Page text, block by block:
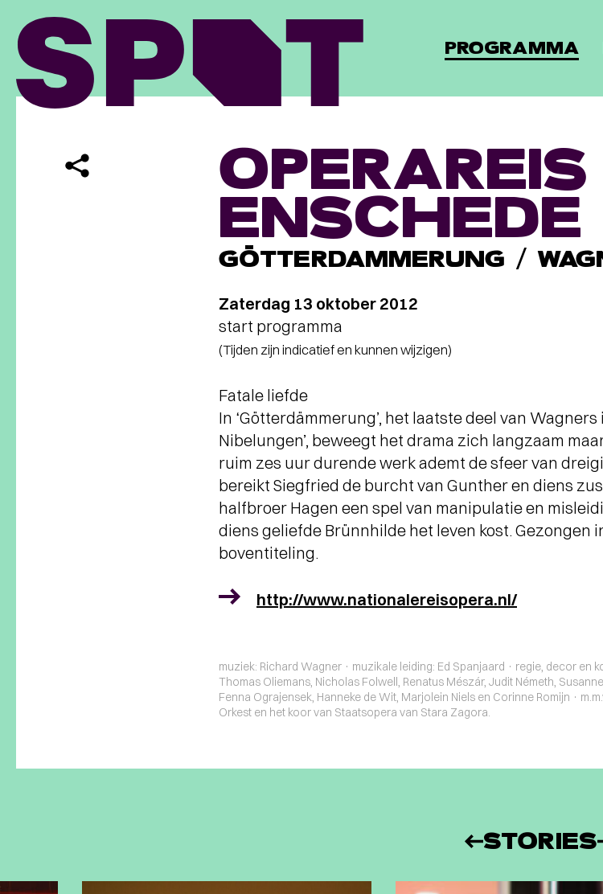
PROGRAMMA
OPERAREIS
ENSCHEDE
GÖTTERDAMMERUNG /
Zaterdag 13 oktober 2012
start programma
(Tijden zijn indicatief en kunnen wijzigen)
Fatale liefde
In ‘Götterdämmerung’, het laatste deel van
Nibelungen’, beweegt het drama zich langzaam
ruim zes uur durende werk ademt de sfeer van
bereikt Siegfried de burcht van Gunther en diens
halfbroer Hagen een spel van manipulatie en
diens geliefde Brünnhilde het leven kost. Gezongen
boventiteling.
http://www.nationalereisopera.nl/
muziek: Richard Wagner · muzikale leiding: Ed Spanjaard · regie, decor en
Thomas Oliemans, Nicholas Folwell, Renatus Mészár, Judit Németh,
Fenna Ograjensek, Hanneke de Wit, Marjolein Niels en Corinne Romijn ·
Orkest en het koor van Staatsopera van Stara Zagora.
STORIES